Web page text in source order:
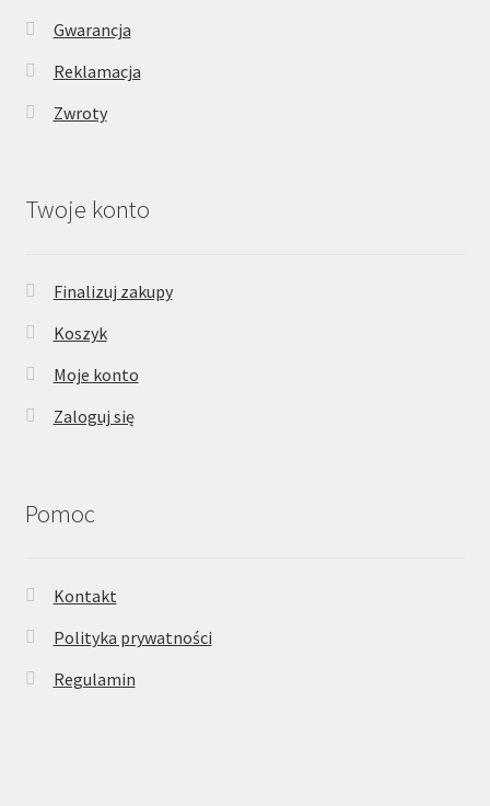
Gwarancja
Reklamacja
Zwroty
Twoje konto
Finalizuj zakupy
Koszyk
Moje konto
Zaloguj się
Pomoc
Kontakt
Polityka prywatności
Regulamin